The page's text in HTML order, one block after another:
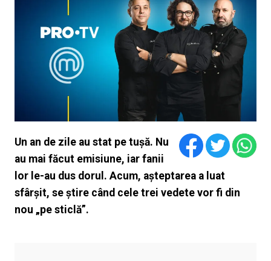
Un an de zile au stat pe tușă. Nu
au mai făcut emisiune, iar fanii
lor le-au dus dorul. Acum, așteptarea a luat
sfârșit, se știre când cele trei vedete vor fi din
nou „pe sticlă”.